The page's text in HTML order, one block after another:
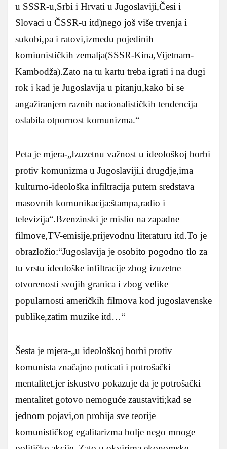
u SSSR-u,Srbi i Hrvati u Jugoslaviji,Česi i
Slovaci u ČSSR-u itd)nego još više trvenja i
sukobi,pa i ratovi,između pojedinih
komiunističkih zemalja(SSSR-Kina,Vijetnam-
Kambodža).Zato na tu kartu treba igrati i na dugi
rok i kad je Jugoslavija u pitanju,kako bi se
angažiranjem raznih nacionalističkih tendencija
oslabila otpornost komunizma.“
Peta je mjera-„Izuzetnu važnost u ideološkoj borbi
protiv komunizma u Jugoslaviji,i drugdje,ima
kulturno-ideološka infiltracija putem sredstava
masovnih komunikacija:štampa,radio i
televizija“.Bzenzinski je mislio na zapadne
filmove,TV-emisije,prijevodnu literaturu itd.To je
obrazložio:“Jugoslavija je osobito pogodno tlo za
tu vrstu ideološke infiltracije zbog izuzetne
otvorenosti svojih granica i zbog velike
popularnosti američkih filmova kod jugoslavenske
publike,zatim muzike itd…“
Šesta je mjera-„u ideološkoj borbi protiv
komunista značajno poticati i potrošački
mentalitet,jer iskustvo pokazuje da je potrošački
mentalitet gotovo nemoguće zaustaviti;kad se
jednom pojavi,on probija sve teorije
komunističkog egalitarizma bolje nego mnoge